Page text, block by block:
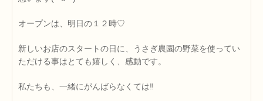
オープンは、明日の１２時♡
新しいお店のスタートの日に、うさぎ農園の野菜を使ってい
ただける事はとても嬉しく、感動です。
私たちも、一緒にがんばらなくては‼